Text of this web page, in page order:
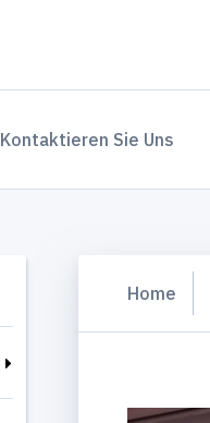
Kontaktieren Sie Uns
Home